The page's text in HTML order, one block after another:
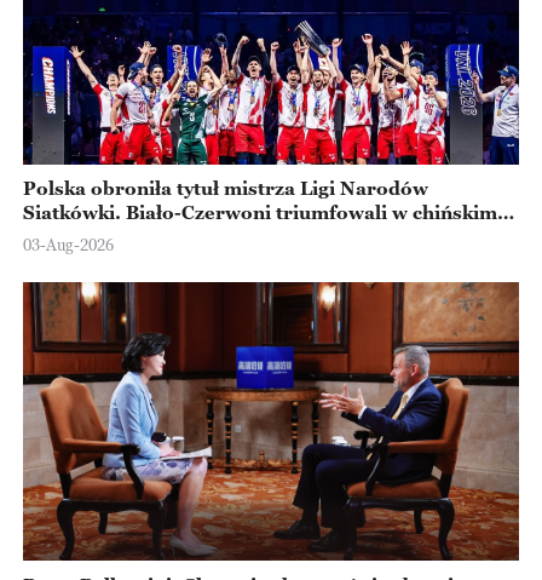
Polska obroniła tytuł mistrza Ligi Narodów
Siatkówki. Biało-Czerwoni triumfowali w chińskim
Ningbo
03-Aug-2026